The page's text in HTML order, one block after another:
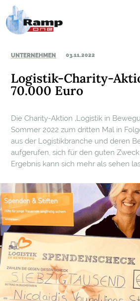
UNTERNEHMEN 03.11.2022
Logistik-Charity-
70.000 Euro
Die Charity-Aktion ‚Logistik in
Sommer 2022 zum dritten Mal in
aus der Logistikbranche und deren
aufgerufen, sich für den guten
Ergebnis kann sich mehr als sehen